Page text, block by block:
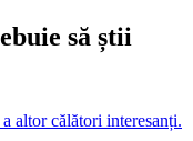
să știi
altor călători interesanți.